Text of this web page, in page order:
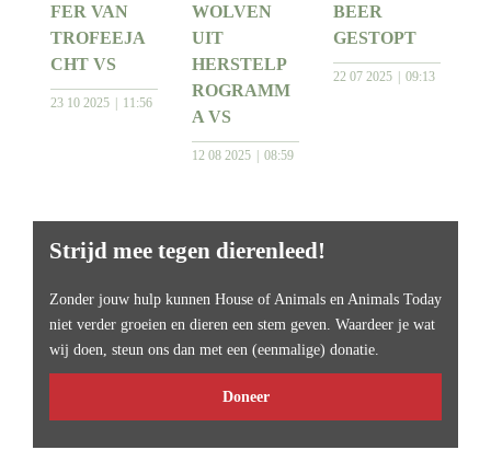
FER VAN
TROFEEJA
CHT VS
23 10 2025 11:56
WOLVEN
UIT
HERSTELP
ROGRAMM
A VS
12 08 2025 08:59
BEER
GESTOPT
22 07 2025 09:13
Strijd mee tegen dierenleed!
Zonder jouw hulp kunnen House of Animals en Animals Today
niet verder groeien en dieren een stem geven. Waardeer je wat
wij doen, steun ons dan met een (eenmalige) donatie.
Doneer